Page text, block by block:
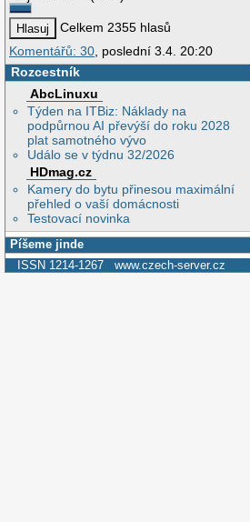
Celkem 2355 hlasů
Komentářů: 30 , poslední 3.4. 20:20
Rozcestník
AbcLinuxu
Týden na ITBiz: Náklady na
podpůrnou AI převýší do roku 2028
plat samotného vývo
Událo se v týdnu 32/2026
HDmag.cz
Kamery do bytu přinesou maximální
přehled o vaší domácnosti
Testovací novinka
Píšeme jinde
ISSN 1214-1267 www.czech-server.cz